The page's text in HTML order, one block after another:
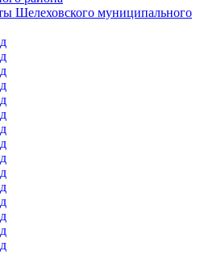
Шелеховского муниципального